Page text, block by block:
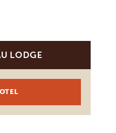
DIAMOND
LODGE